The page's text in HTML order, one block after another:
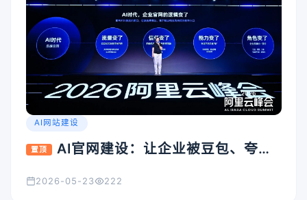
AI网站建设
置顶
AI官网建设：让企业被豆包、夸
2026-05-23 222